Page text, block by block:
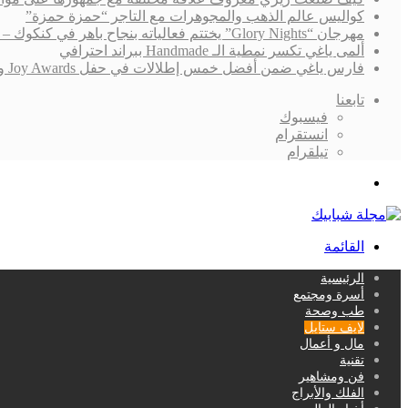
كواليس عالم الذهب والمجوهرات مع التاجر “حمزة حمزة”
مهرجان “Glory Nights” يختتم فعالياته بنجاح باهر في كنكوك – المكسيك
ألمى ياغي تكسر نمطية الـ Handmade ببراند احترافي
فارس ياغي ضمن أفضل خمس إطلالات في حفل Joy Awards ونجاح “القدر” لايزال يُلاحقه!
تابعنا
فيسبوك
انستقرام
تيلقرام
القائمة
الرئيسية
أسرة ومجتمع
طب وصحة
لايف ستايل
مال و أعمال
تقنية
فن ومشاهير
الفلك والأبراج